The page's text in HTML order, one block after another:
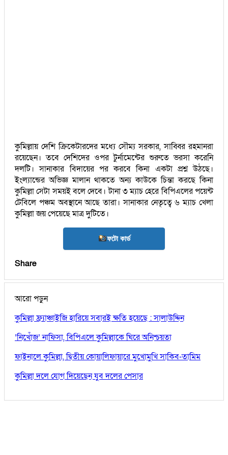
কুমিল্লায় দেশি ক্রিকেটারদের মধ্যে সৌম্য সরকার, সাব্বির রহমানরা
রয়েছেন। তবে দেশিদের ওপর টুর্নামেন্টের শুরুতে ভরসা করেনি
দলটি। সানাকার বিদায়ের পর করবে কিনা একটা প্রশ্ন উঠছে।
ইংল্যান্ডের অভিজ্ঞ মালান থাকতে অন্য কাউকে চিন্তা করছে কিনা
কুমিল্লা সেটা সময়ই বলে দেবে। টানা ৩ ম্যাচ হেরে বিপিএলের পয়েন্ট
টেবিলে পঞ্চম অবস্থানে আছে তারা। সানাকার নেতৃত্বে ৬ ম্যাচ খেলা
কুমিল্লা জয় পেয়েছে মাত্র দুটিতে।
ফটো কার্ড
Share
আরো পড়ুন
কুমিল্লা ফ্র্যাঞ্চাইজি হারিয়ে সবারই ক্ষতি হয়েছে : সালাউদ্দিন
‘নিখোঁজ’ নাফিসা, বিপিএলে কুমিল্লাকে ঘিরে অনিশ্চয়তা
ফাইনালে কুমিল্লা, দ্বিতীয় কোয়ালিফায়ারে মুখোমুখি সাকিব-তামিম
কুমিল্লা দলে যোগ দিয়েছেন যুব দলের পেসার